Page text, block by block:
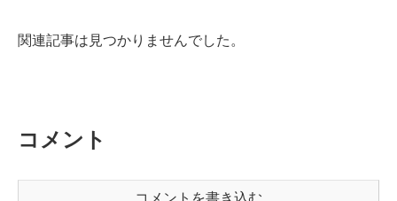
関連記事は見つかりませんでした。
コメント
コメントを書き込む